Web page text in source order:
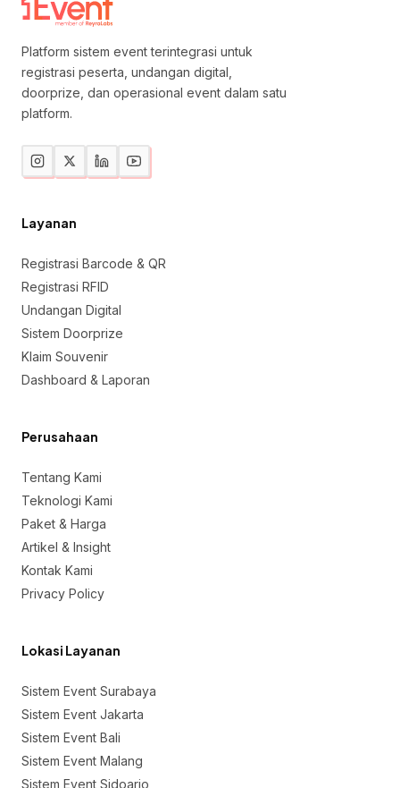
Platform sistem event terintegrasi untuk
registrasi peserta, undangan digital,
doorprize, dan operasional event dalam satu
platform.
Layanan
Registrasi Barcode & QR
Registrasi RFID
Undangan Digital
Sistem Doorprize
Klaim Souvenir
Dashboard & Laporan
Perusahaan
Tentang Kami
Teknologi Kami
Paket & Harga
Artikel & Insight
Kontak Kami
Privacy Policy
Lokasi Layanan
Sistem Event Surabaya
Sistem Event Jakarta
Sistem Event Bali
Sistem Event Malang
Sistem Event Sidoarjo